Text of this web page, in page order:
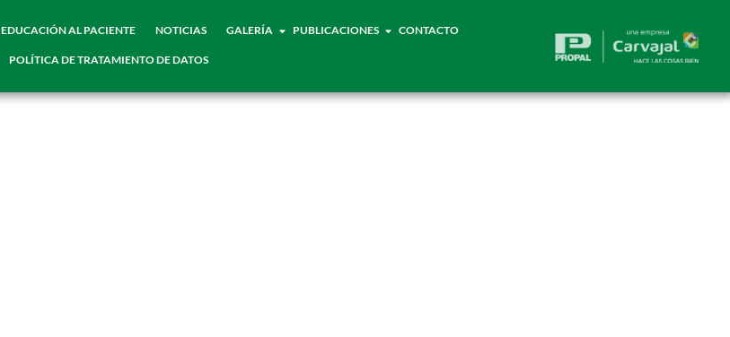
EDUCACIÓN AL PACIENTE NOTICIAS GALERÍA PUBLICACIONES CONTACTO
POLÍTICA DE TRATAMIENTO DE DATOS